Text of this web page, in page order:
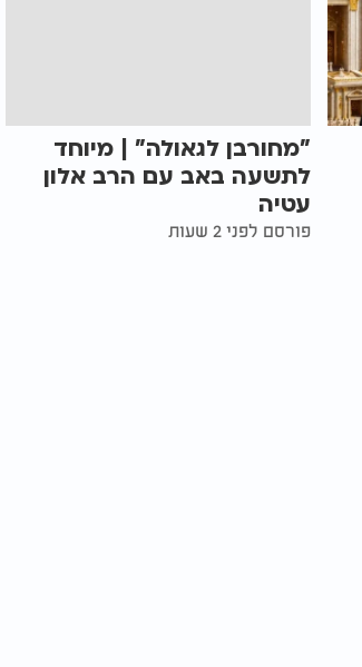
"מחורבן לגאולה" | מיוחד
לתשעה באב עם הרב אלון
עטיה
פורסם לפני 2 שעות